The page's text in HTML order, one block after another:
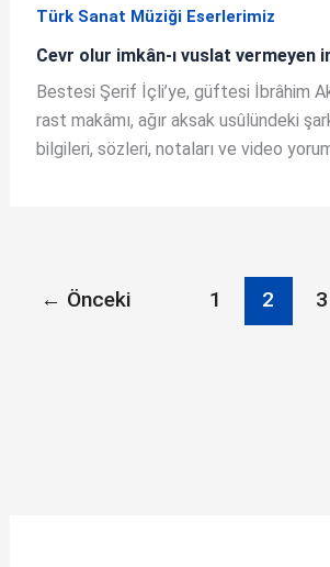
Türk Sanat Müziği Eserlerimiz
Cevr olur imkân-ı vuslat vermeyen
Bestesi Şerif İçli’ye, güftesi İbrâhim
rast makâmı, ağır aksak usûlündeki
bilgileri, sözleri, notaları ve video
← Önceki 1 2 3